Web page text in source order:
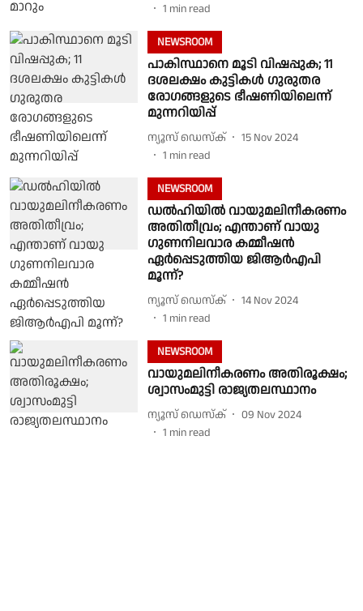
1 min read
NEWSROOM
പാകിസ്ഥാനെ മൂടി വിഷപ്പുക; 11
ദശലക്ഷം കുട്ടികള്‍ ഗുരുതര
രോഗങ്ങളുടെ ഭീഷണിയിലെന്ന്
മുന്നറിയിപ്പ്
ന്യൂസ് ഡെസ്ക്
15 Nov 2024
1 min read
NEWSROOM
ഡൽഹിയിൽ വായുമലിനീകരണം
അതിതീവ്രം; എന്താണ് വായു
ഗുണനിലവാര കമ്മീഷൻ
ഏർപ്പെടുത്തിയ ജിആർഎപി
മൂന്ന്?
ന്യൂസ് ഡെസ്ക്
14 Nov 2024
1 min read
NEWSROOM
വായുമലിനീകരണം അതിരൂക്ഷം;
ശ്വാസംമുട്ടി രാജ്യതലസ്ഥാനം
ന്യൂസ് ഡെസ്ക്
09 Nov 2024
1 min read